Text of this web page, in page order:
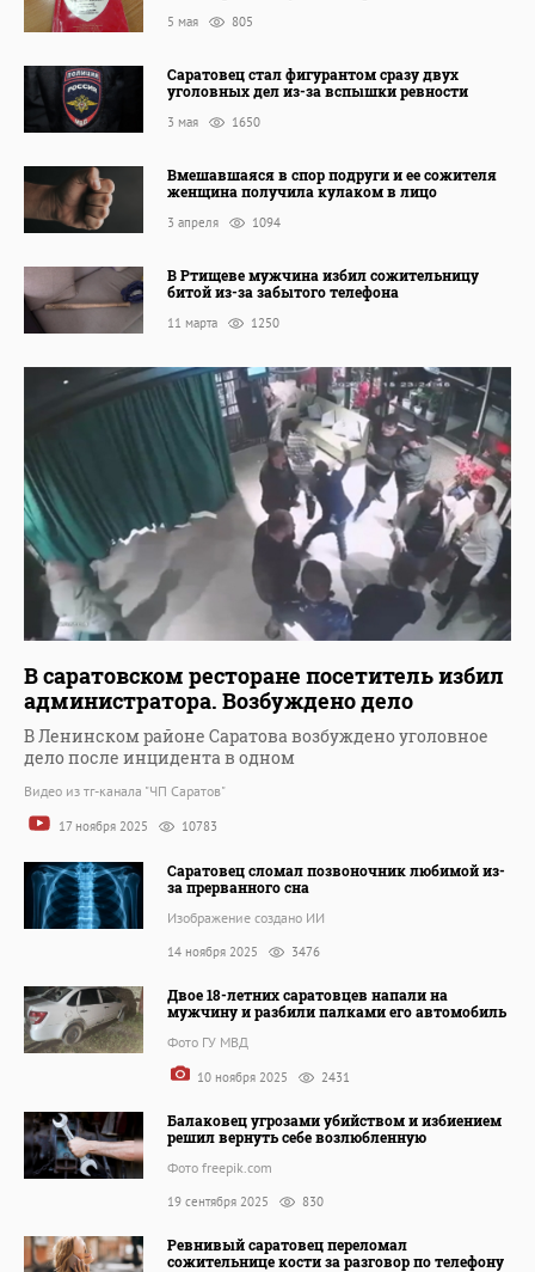
5 мая 805
Саратовец стал фигурантом сразу двух
уголовных дел из-за вспышки ревности
3 мая 1650
Вмешавшаяся в спор подруги и ее сожителя
женщина получила кулаком в лицо
3 апреля 1094
В Ртищеве мужчина избил сожительницу
битой из-за забытого телефона
11 марта 1250
В саратовском ресторане посетитель избил
администратора. Возбуждено дело
В Ленинском районе Саратова возбуждено уголовное
дело после инцидента в одном
Видео из тг-канала "ЧП Саратов"
17 ноября 2025 10783
Саратовец сломал позвоночник любимой из-
за прерванного сна
Изображение создано ИИ
14 ноября 2025 3476
Двое 18-летних саратовцев напали на
мужчину и разбили палками его автомобиль
Фото ГУ МВД
10 ноября 2025 2431
Балаковец угрозами убийством и избиением
решил вернуть себе возлюбленную
Фото freepik.com
19 сентября 2025 830
Ревнивый саратовец переломал
сожительнице кости за разговор по телефону